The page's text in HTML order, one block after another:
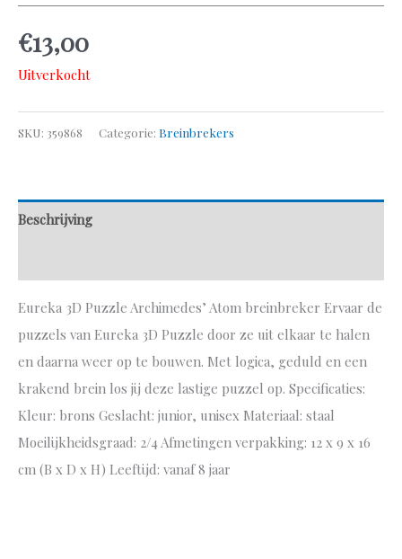
€13,00
Uitverkocht
SKU: 359868 Categorie: Breinbrekers
Beschrijving
Eureka 3D Puzzle Archimedes’ Atom breinbreker Ervaar de
puzzels van Eureka 3D Puzzle door ze uit elkaar te halen
en daarna weer op te bouwen. Met logica, geduld en een
krakend brein los jij deze lastige puzzel op. Specificaties:
Kleur: brons Geslacht: junior, unisex Materiaal: staal
Moeilijkheidsgraad: 2/4 Afmetingen verpakking: 12 x 9 x 16
cm (B x D x H) Leeftijd: vanaf 8 jaar